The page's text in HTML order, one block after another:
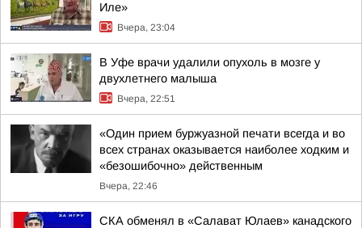
Иле»
Вчера, 23:04
В Уфе врачи удалили опухоль в мозге у
двухлетнего малыша
Вчера, 22:51
«Один прием буржуазной печати всегда и во
всех странах оказывается наиболее ходким и
«безошибочно» действенным
Вчера, 22:46
СКА обменял в «Салават Юлаев» канадского